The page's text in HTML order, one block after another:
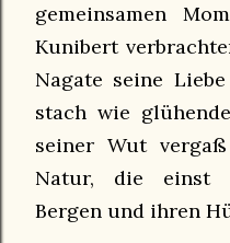
gemeinsamen
Kunibert
Nagate seine
stach wie
seiner Wut
Natur, die einst
Bergen und ihren